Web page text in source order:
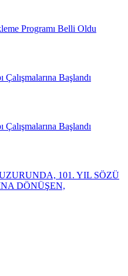
Programı Belli Oldu
Başlandı
Başlandı
101. YIL SÖZÜ
DÖNÜŞEN,